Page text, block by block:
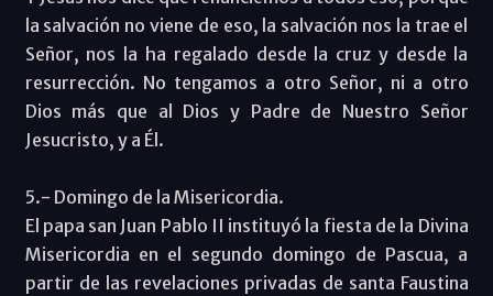
la salvación no viene de eso, la salvación nos la trae el
Señor, nos la ha regalado desde la cruz y desde la
resurrección. No tengamos a otro Señor, ni a otro
Dios más que al Dios y Padre de Nuestro Señor
Jesucristo, y a Él.
5.- Domingo de la Misericordia.
El papa san Juan Pablo II instituyó la fiesta de la Divina
Misericordia en el segundo domingo de Pascua, a
partir de las revelaciones privadas de santa Faustina